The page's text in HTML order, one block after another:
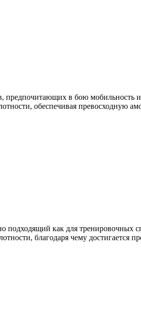
в бою мобильность и
обеспечивая превосходную
как для тренировочных
благодаря чему достигается